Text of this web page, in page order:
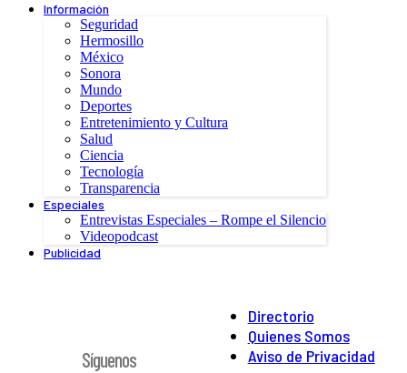
Información
Seguridad
Hermosillo
México
Sonora
Mundo
Deportes
Entretenimiento y Cultura
Salud
Ciencia
Tecnología
Transparencia
Especiales
Entrevistas Especiales – Rompe el Silencio
Videopodcast
Publicidad
Directorio
Quienes Somos
Aviso de Privacidad
Síguenos